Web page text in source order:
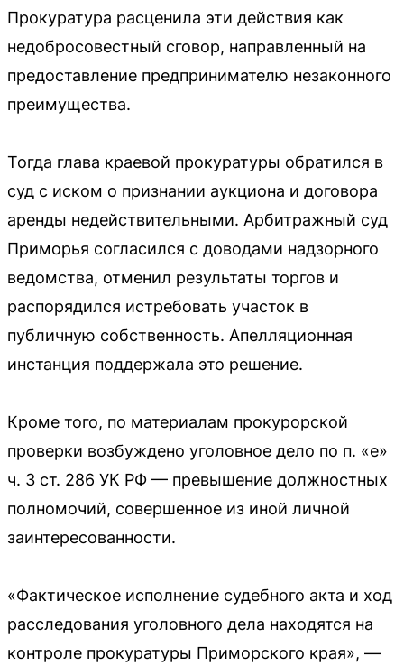
Прокуратура расценила эти действия как
недобросовестный сговор, направленный на
предоставление предпринимателю незаконного
преимущества.
Тогда глава краевой прокуратуры обратился в
суд с иском о признании аукциона и договора
аренды недействительными. Арбитражный суд
Приморья согласился с доводами надзорного
ведомства, отменил результаты торгов и
распорядился истребовать участок в
публичную собственность. Апелляционная
инстанция поддержала это решение.
Кроме того, по материалам прокурорской
проверки возбуждено уголовное дело по п. «е»
ч. 3 ст. 286 УК РФ — превышение должностных
полномочий, совершенное из иной личной
заинтересованности.
«Фактическое исполнение судебного акта и ход
расследования уголовного дела находятся на
контроле прокуратуры Приморского края», —